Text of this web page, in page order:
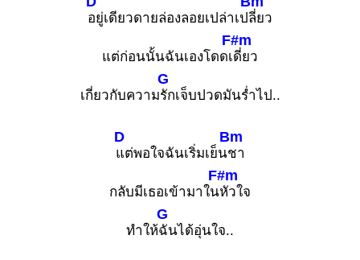
อยู่เดียวดายล่องลอยเปล่าเปลี่ยว
แต่ก่อนนั้นฉันเองโดดเ
F#m
ดี่ยว
เกี่ยวกับความ
G
รักเจ็บปวดมันร่ำไป..
D
แต่พอใจฉันเริ่มเย็น
Bm
ชา
กลับมีเธอเข้ามาใน
F#m
หัวใจ
ทำให้
G
ฉันได้อุ่นใจ..